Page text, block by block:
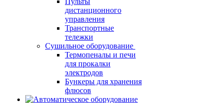
дистанционного
управления
Транспортные
тележки
Сушильное оборудование
Термопеналы и печи
для прокалки
электродов
Бункеры для хранения
флюсов